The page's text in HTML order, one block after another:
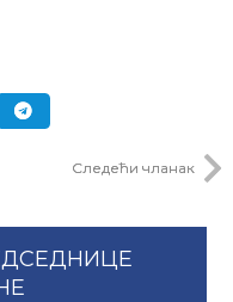
Следећи чланак